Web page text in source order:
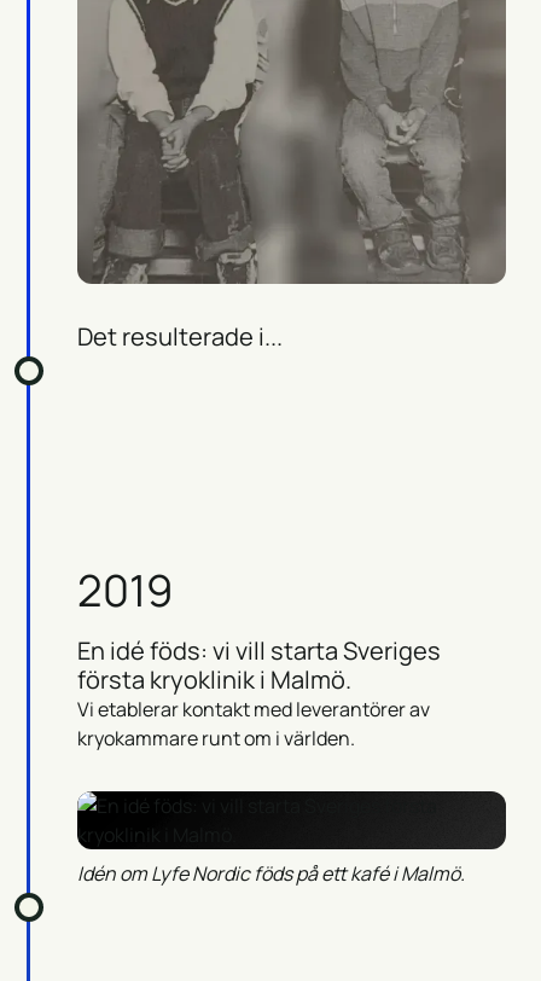
Det resulterade i...
2019
En idé föds: vi vill starta Sveriges
första kryoklinik i Malmö.
Vi etablerar kontakt med leverantörer av
kryokammare runt om i världen.
Idén om Lyfe Nordic föds på ett kafé i Malmö.